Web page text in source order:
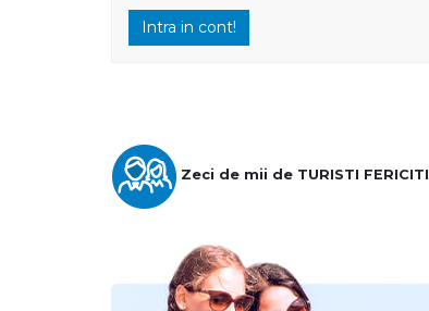
Intra in cont!
Zeci de mii de TURISTI FERICITI